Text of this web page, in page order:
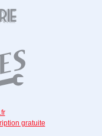
gratuite